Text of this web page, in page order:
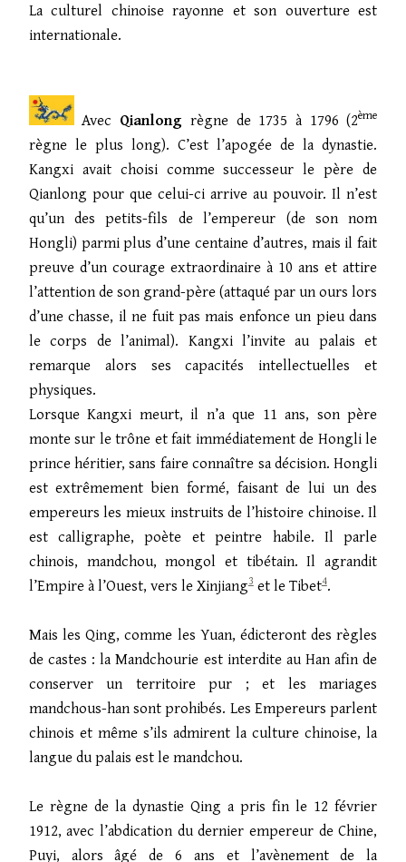
La culturel chinoise rayonne et son ouverture est
internationale.
Avec Qianlong règne de 1735 à 1796 (2ème
règne le plus long). C’est l’apogée de la dynastie.
Kangxi avait choisi comme successeur le père de
Qianlong pour que celui-ci arrive au pouvoir. Il n’est
qu’un des petits-fils de l’empereur (de son nom
Hongli) parmi plus d’une centaine d’autres, mais il fait
preuve d’un courage extraordinaire à 10 ans et attire
l’attention de son grand-père (attaqué par un ours lors
d’une chasse, il ne fuit pas mais enfonce un pieu dans
le corps de l’animal). Kangxi l’invite au palais et
remarque alors ses capacités intellectuelles et
physiques.
Lorsque Kangxi meurt, il n’a que 11 ans, son père
monte sur le trône et fait immédiatement de Hongli le
prince héritier, sans faire connaître sa décision. Hongli
est extrêmement bien formé, faisant de lui un des
empereurs les mieux instruits de l’histoire chinoise. Il
est calligraphe, poète et peintre habile. Il parle
chinois, mandchou, mongol et tibétain. Il agrandit
l’Empire à l’Ouest, vers le Xinjiang3et le Tibet4.
Mais les Qing, comme les Yuan, édicteront des règles
de castes : la Mandchourie est interdite au Han afin de
conserver un territoire pur ; et les mariages
mandchous-han sont prohibés. Les Empereurs parlent
chinois et même s’ils admirent la culture chinoise, la
langue du palais est le mandchou.
Le règne de la dynastie Qing a pris fin le 12 février
1912, avec l’abdication du dernier empereur de Chine,
Puyi, alors âgé de 6 ans et l’avènement de la